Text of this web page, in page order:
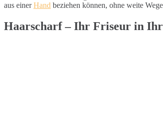
aus einerHand beziehen können, ohne weite
Haarscharf – Ihr Friseur in